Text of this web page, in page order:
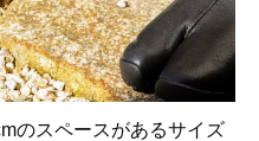
のスペースがあるサイズ